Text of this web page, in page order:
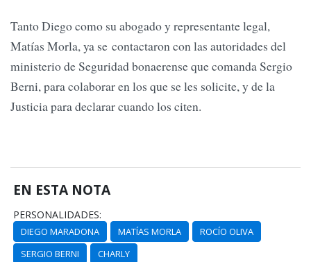
Tanto Diego como su abogado y representante legal,
Matías Morla, ya se contactaron con las autoridades del
ministerio de Seguridad bonaerense que comanda Sergio
Berni, para colaborar en los que se les solicite, y de la
Justicia para declarar cuando los citen.
EN ESTA NOTA
PERSONALIDADES:
DIEGO MARADONA MATÍAS MORLA
ROCÍO OLIVA
SERGIO BERNI
CHARLY